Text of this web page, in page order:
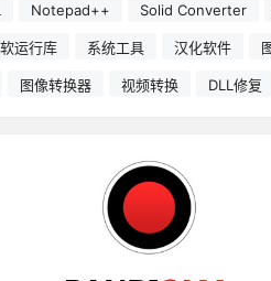
Notepad++ Solid Converter
运行库 系统工具 汉化软件
图像转换器 视频转换 DLL修复